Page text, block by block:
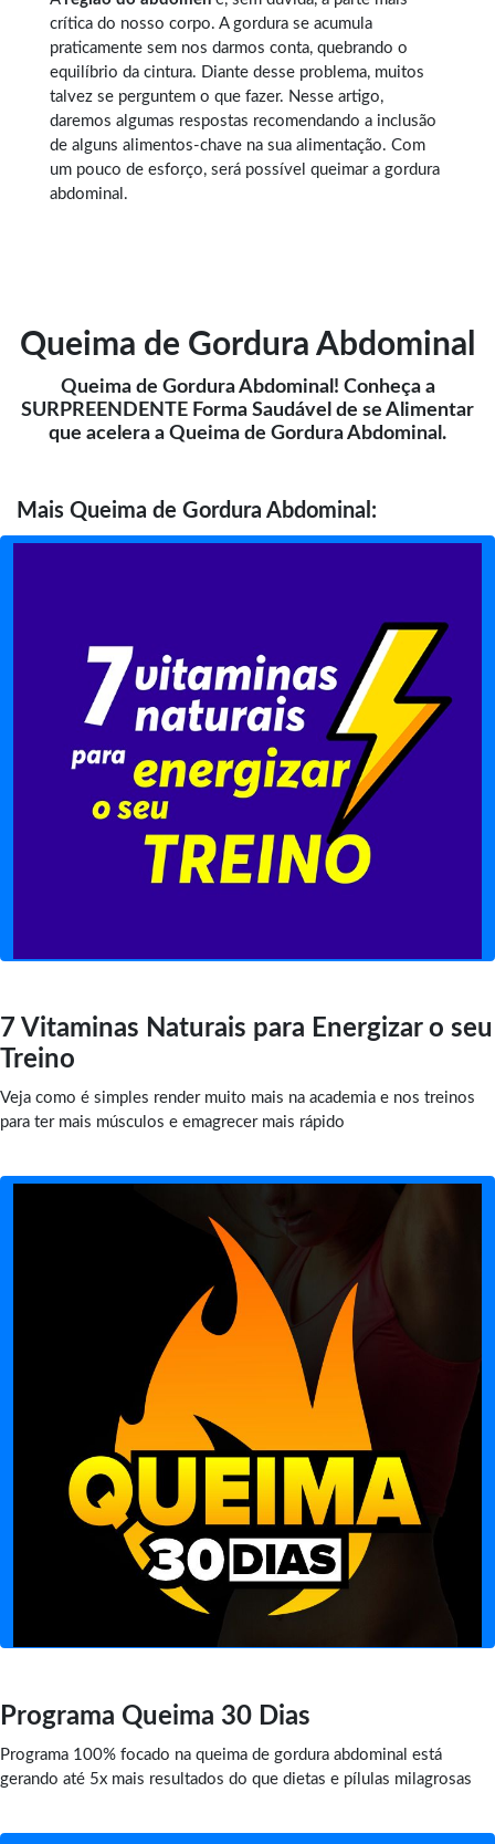
crítica do nosso corpo. A gordura se acumula
praticamente sem nos darmos conta, quebrando o
equilíbrio da cintura. Diante desse problema, muitos
talvez se perguntem o que fazer. Nesse artigo,
daremos algumas respostas recomendando a inclusão
de alguns alimentos-chave na sua alimentação. Com
um pouco de esforço, será possível queimar a gordura
abdominal.
Queima de Gordura Abdominal
Queima de Gordura Abdominal! Conheça a
SURPREENDENTE Forma Saudável de se Alimentar
que acelera a Queima de Gordura Abdominal.
Mais Queima de Gordura Abdominal:
7 Vitaminas Naturais para Energizar o seu
Treino
Veja como é simples render muito mais na academia e nos treinos
para ter mais músculos e emagrecer mais rápido
Programa Queima 30 Dias
Programa 100% focado na queima de gordura abdominal está
gerando até 5x mais resultados do que dietas e pílulas milagrosas